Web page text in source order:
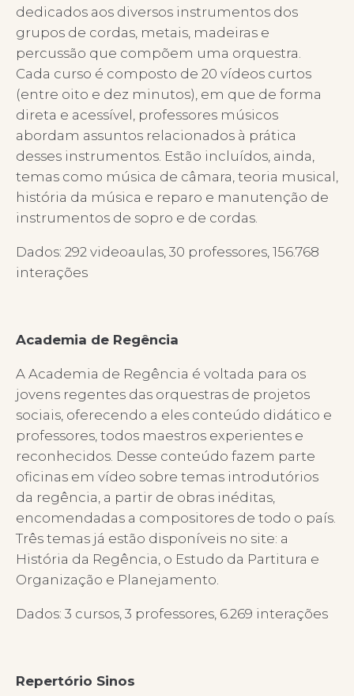
dedicados aos diversos instrumentos dos
grupos de cordas, metais, madeiras e
percussão que compõem uma orquestra.
Cada curso é composto de 20 vídeos curtos
(entre oito e dez minutos), em que de forma
direta e acessível, professores músicos
abordam assuntos relacionados à prática
desses instrumentos. Estão incluídos, ainda,
temas como música de câmara, teoria musical,
história da música e reparo e manutenção de
instrumentos de sopro e de cordas.
Dados: 292 videoaulas, 30 professores, 156.768
interações
Academia de Regência
A Academia de Regência é voltada para os
jovens regentes das orquestras de projetos
sociais, oferecendo a eles conteúdo didático e
professores, todos maestros experientes e
reconhecidos. Desse conteúdo fazem parte
oficinas em vídeo sobre temas introdutórios
da regência, a partir de obras inéditas,
encomendadas a compositores de todo o país.
Três temas já estão disponíveis no site: a
História da Regência, o Estudo da Partitura e
Organização e Planejamento.
Dados: 3 cursos, 3 professores, 6.269 interações
Repertório Sinos